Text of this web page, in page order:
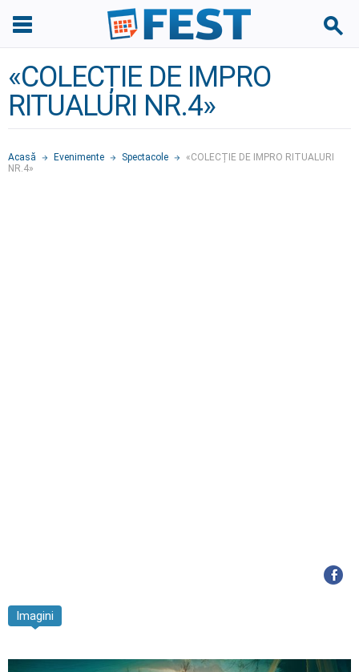
«COLECȚIE DE IMPRO
RITUALURI NR.4»
Acasă Evenimente Spectacole
«COLECȚIE DE IMPRO RITUALURI
NR.4»
Imagini